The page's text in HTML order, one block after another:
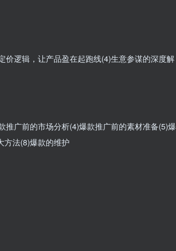
价逻辑，让产品盈在起跑线(4)生意参谋的深度解
广前的市场分析(4)爆款推广前的素材准备(5)爆
方法(8)爆款的维护